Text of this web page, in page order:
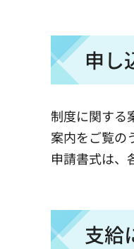
申し
制度に関する
案内をご覧の
申請書式は、
支給